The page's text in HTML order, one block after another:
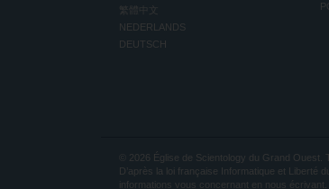
繁體中文
NEDERLANDS
DEUTSCH
© 2026 Église de Scientology du Grand Ouest.
D’après la loi française Informatique et Liberté
informations vous concernant en nous